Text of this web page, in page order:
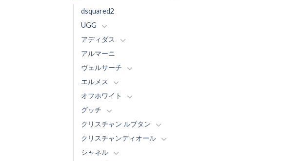
dsquared2
UGG
アディダス
アルマーニ
ヴェルサーチ
エルメス
オフホワイト
グッチ
クリスチャン ルブタン
クリスチャンディオール
シャネル